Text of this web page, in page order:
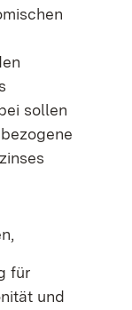
sollen
für
und